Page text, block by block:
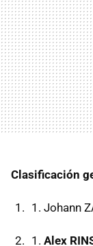
Clasificación
Johann
Alex